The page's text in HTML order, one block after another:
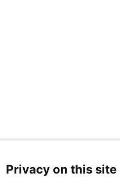
Privacy on this site